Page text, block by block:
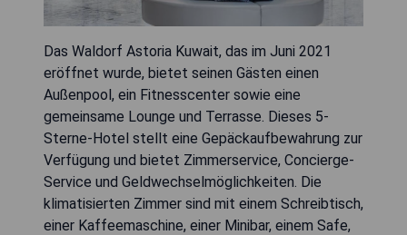
Das Waldorf Astoria Kuwait, das im Juni 2021
eröffnet wurde, bietet seinen Gästen einen
Außenpool, ein Fitnesscenter sowie eine
gemeinsame Lounge und Terrasse. Dieses 5-
Sterne-Hotel stellt eine Gepäckaufbewahrung zur
Verfügung und bietet Zimmerservice, Concierge-
Service und Geldwechselmöglichkeiten. Die
klimatisierten Zimmer sind mit einem Schreibtisch,
einer Kaffeemaschine, einer Minibar, einem Safe,